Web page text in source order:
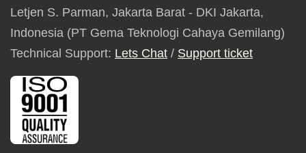
Letjen S. Parman, Jakarta Barat - DKI Jakarta,
Indonesia (PT Gema Teknologi Cahaya Gemilang)
Technical Support: Lets Chat / Support ticket